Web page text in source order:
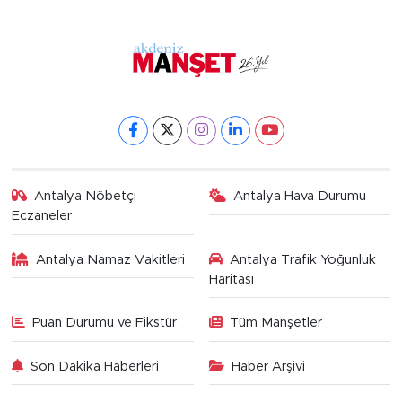
Antalya Nöbetçi
Eczaneler
Antalya Hava Durumu
Antalya Namaz Vakitleri
Antalya Trafik Yoğunluk
Haritası
Puan Durumu ve Fikstür Tüm Manşetler
Son Dakika Haberleri Haber Arşivi